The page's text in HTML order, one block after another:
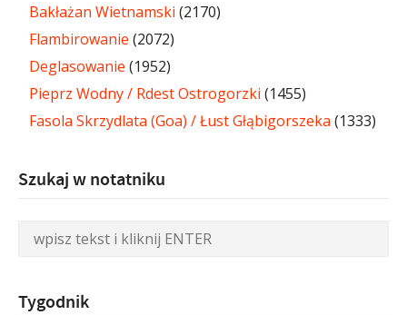
Bakłażan Wietnamski (2170)
Flambirowanie (2072)
Deglasowanie (1952)
Pieprz Wodny / Rdest Ostrogorzki (1455)
Fasola Skrzydlata (Goa) / Łust Głąbigorszeka (1333)
Szukaj w notatniku
Tygodnik